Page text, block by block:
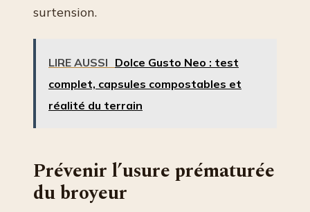
surtension.
LIRE AUSSI Dolce Gusto Neo : test
complet, capsules compostables et
réalité du terrain
Prévenir l’usure prématurée
du broyeur